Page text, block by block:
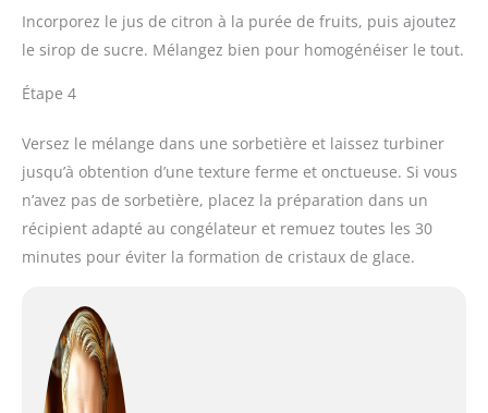
Incorporez le jus de citron à la purée de fruits, puis ajoutez
le sirop de sucre. Mélangez bien pour homogénéiser le tout.
Étape 4
Versez le mélange dans une sorbetière et laissez turbiner
jusqu’à obtention d’une texture ferme et onctueuse. Si vous
n’avez pas de sorbetière, placez la préparation dans un
récipient adapté au congélateur et remuez toutes les 30
minutes pour éviter la formation de cristaux de glace.